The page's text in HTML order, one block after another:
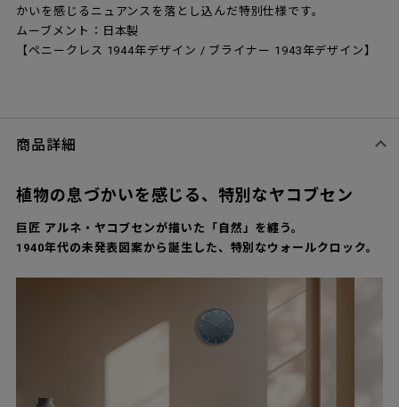
かいを感じるニュアンスを落とし込んだ特別仕様です。
ムーブメント：日本製
【ペニークレス 1944年デザイン / ブライナー 1943年デザイン】
商品詳細
植物の息づかいを感じる、特別なヤコブセン
巨匠 アルネ・ヤコブセンが描いた「自然」を纏う。
1940年代の未発表図案から誕生した、特別なウォールクロック。